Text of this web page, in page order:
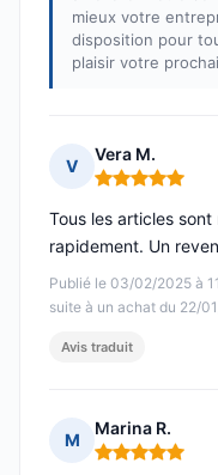
mieux votre
disposition pour
plaisir votre
V
Vera M.
Note : 5 sur 5
Publié le 03/02/2025 à
suite à un achat du 22/
Tous les articles
rapidement. Un
Avis traduit
M
Marina R.
Note : 5 sur 5